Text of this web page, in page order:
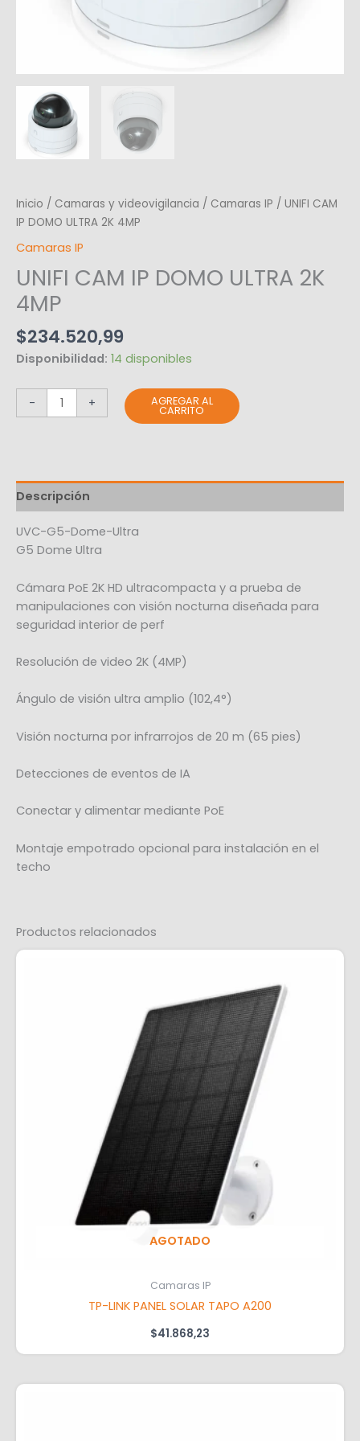
Inicio / Camaras y videovigilancia / Camaras IP / UNIFI CAM
IP DOMO ULTRA 2K 4MP
Camaras IP
UNIFI CAM IP DOMO ULTRA 2K
4MP
$234.520,99
Disponibilidad: 14 disponibles
- + AGREGAR AL
CARRITO
Descripción
UVC-G5-Dome-Ultra
G5 Dome Ultra
Cámara PoE 2K HD ultracompacta y a prueba de
manipulaciones con visión nocturna diseñada para
seguridad interior de perf
Resolución de video 2K (4MP)
Ángulo de visión ultra amplio (102,4°)
Visión nocturna por infrarrojos de 20 m (65 pies)
Detecciones de eventos de IA
Conectar y alimentar mediante PoE
Montaje empotrado opcional para instalación en el
techo
Productos relacionados
AGOTADO
Camaras IP
TP-LINK PANEL SOLAR TAPO A200
$41.868,23